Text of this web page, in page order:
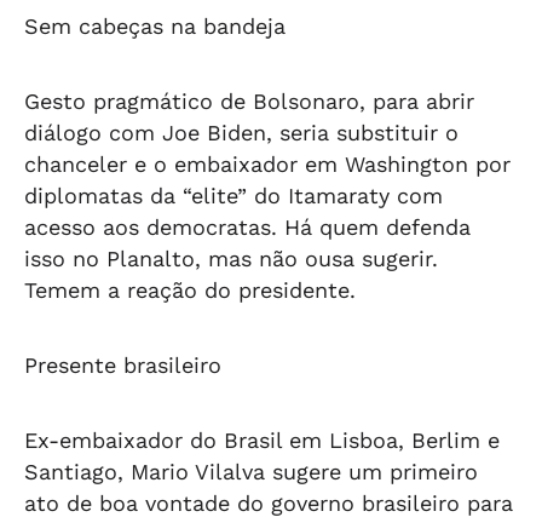
Sem cabeças na bandeja
Gesto pragmático de Bolsonaro, para abrir
diálogo com Joe Biden, seria substituir o
chanceler e o embaixador em Washington por
diplomatas da “elite” do Itamaraty com
acesso aos democratas. Há quem defenda
isso no Planalto, mas não ousa sugerir.
Temem a reação do presidente.
Presente brasileiro
Ex-embaixador do Brasil em Lisboa, Berlim e
Santiago, Mario Vilalva sugere um primeiro
ato de boa vontade do governo brasileiro para